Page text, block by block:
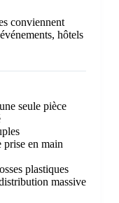
conviennent
hôtels
seule pièce
en main
plastiques
massive